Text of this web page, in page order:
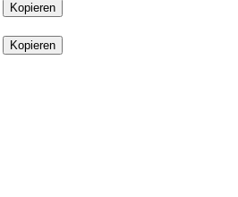
Kopieren
Kopieren